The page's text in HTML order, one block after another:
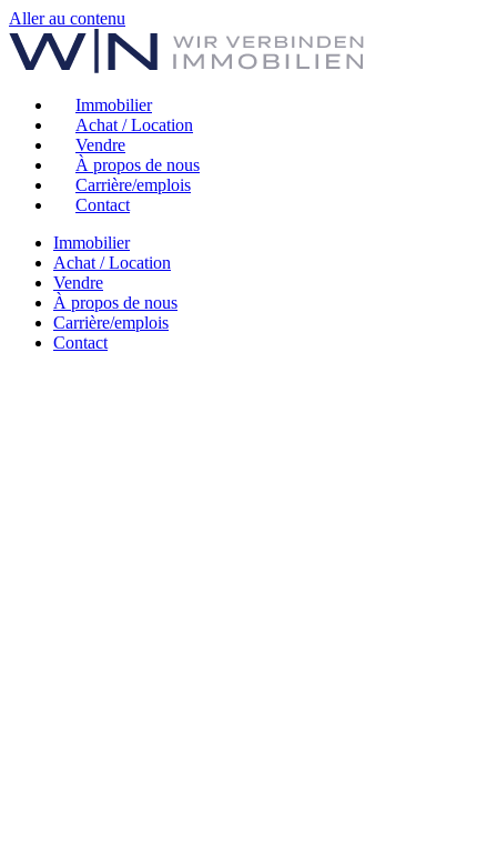
Aller au contenu
Immobilier
Achat / Location
Vendre
À propos de nous
Carrière/emplois
Contact
Immobilier
Achat / Location
Vendre
À propos de nous
Carrière/emplois
Contact